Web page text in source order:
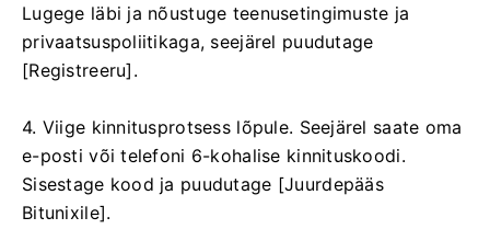
Lugege läbi ja nõustuge teenusetingimuste ja
privaatsuspoliitikaga, seejärel puudutage
[Registreeru].
4. Viige kinnitusprotsess lõpule. Seejärel saate oma
e-posti või telefoni 6-kohalise kinnituskoodi.
Sisestage kood ja puudutage [Juurdepääs
Bitunixile].